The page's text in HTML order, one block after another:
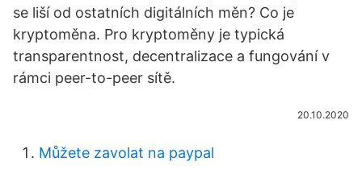
se liší od ostatních digitálních měn? Co je
kryptoměna. Pro kryptoměny je typická
transparentnost, decentralizace a fungování v
rámci peer-to-peer sítě.
20.10.2020
Můžete zavolat na paypal